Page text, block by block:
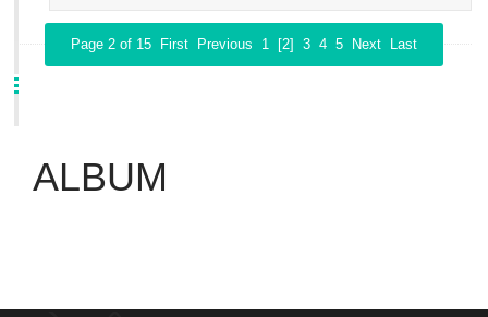
Page 2 of 15 First Previous 1 [2] 3 4 5 Next Last
ALBUM